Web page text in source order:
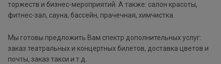
торжеств и бизнес-мероприятий. А также: салон красоты,
фитнес-зал, сауна, бассейн, прачечная, химчистка.
Мы готовы предложить Вам спектр дополнительных услуг:
заказ театральных и концертных билетов, доставка цветов и
почты, заказ такси и т.д.